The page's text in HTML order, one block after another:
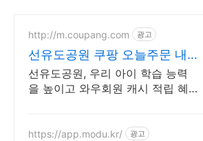
http://m.coupang.com 광고
선유도공원 쿠팡 오늘주문 내
일도착 로켓배송
선유도공원, 우리 아이 학습 능력
을 높이고 와우회원 캐시 적립 혜
https://app.modu.kr/ 광고